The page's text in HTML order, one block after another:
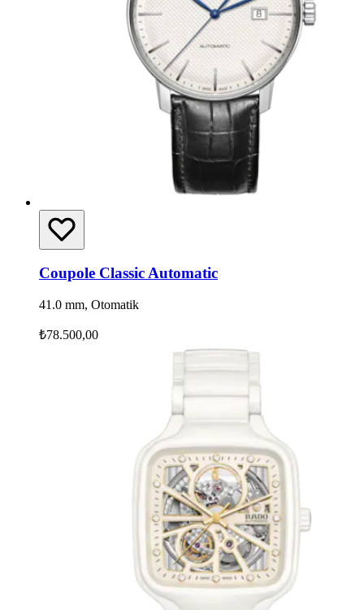
Coupole Classic Automatic
41.0 mm, Otomatik
₺78.500,00